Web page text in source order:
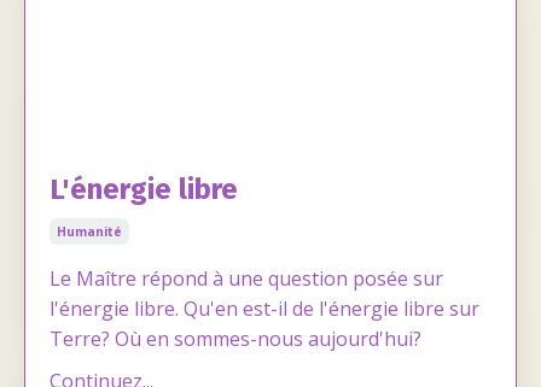
L'énergie libre
Humanité
Le Maître répond à une question posée sur
l'énergie libre. Qu'en est-il de l'énergie libre sur
Terre? Où en sommes-nous aujourd'hui?
Continuez...